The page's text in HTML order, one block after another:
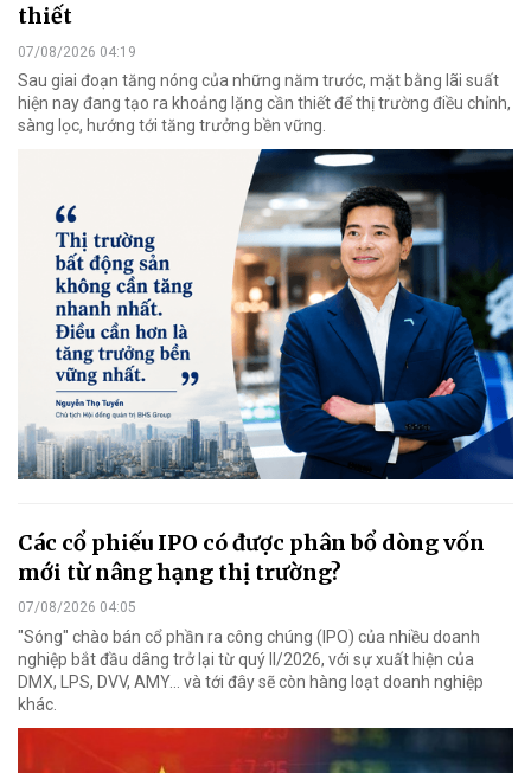
thiết
07/08/2026 04:19
Sau giai đoạn tăng nóng của những năm trước, mặt bằng lãi suất
hiện nay đang tạo ra khoảng lặng cần thiết để thị trường điều chỉnh,
sàng lọc, hướng tới tăng trưởng bền vững.
Các cổ phiếu IPO có được phân bổ dòng vốn
mới từ nâng hạng thị trường?
07/08/2026 04:05
"Sóng" chào bán cổ phần ra công chúng (IPO) của nhiều doanh
nghiệp bắt đầu dâng trở lại từ quý II/2026, với sự xuất hiện của
DMX, LPS, DVV, AMY... và tới đây sẽ còn hàng loạt doanh nghiệp
khác.